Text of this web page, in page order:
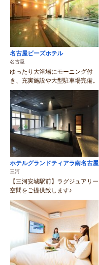
状況・料金を見る
名古屋ビーズホテル
名古屋
ゆったり大浴場にモーニング付
き、充実施設や大型駐車場完備。
ホテルグランドティアラ南名古屋
三河
【三河安城駅前】ラグジュアリー
空間をご提供致します♪